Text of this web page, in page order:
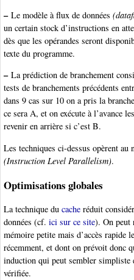
–Le modèle à flux de données
un certain stock d’instructions en
dès que les opérandes seront
texte du programme.
–La prédiction de branchement
tests de branchements précédents
dans 9 cas sur 10 on a pris la
ce sera A, et on exécute à l’avance
revenir en arrière si c’est B.
Les techniques ci-dessus opèrent
(Instruction Level Parallelism).
Optimisations globales
La technique du cache réduit
données (cf. ici sur ce site). On peut
mémoire petite mais d’accès rapide
récemment, et dont on prévoit donc
induction qui peut sembler simpliste
vérifiée.